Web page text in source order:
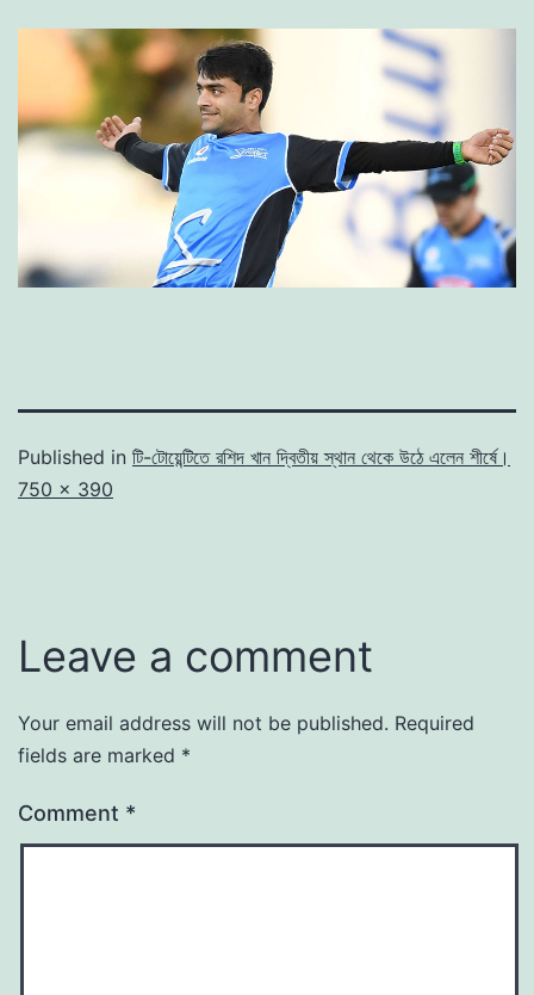
Published in টি-টোয়েন্টিতে রশিদ খান দ্বিতীয় স্থান থেকে উঠে এলেন শীর্ষে।
Full
750 × 390
Leave a comment
Your email address will not be published. Required
fields are marked *
Comment *